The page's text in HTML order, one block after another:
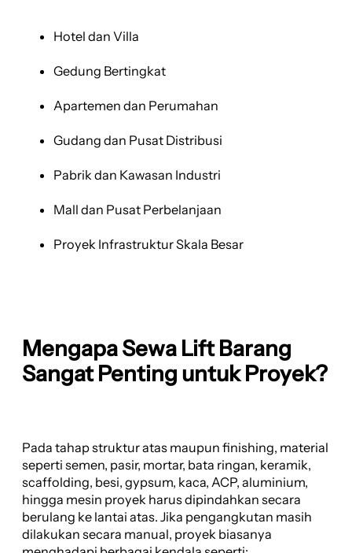
Hotel dan Villa
Gedung Bertingkat
Apartemen dan Perumahan
Gudang dan Pusat Distribusi
Pabrik dan Kawasan Industri
Mall dan Pusat Perbelanjaan
Proyek Infrastruktur Skala Besar
Mengapa Sewa Lift Barang
Sangat Penting untuk Proyek?
Pada tahap struktur atas maupun finishing, material
seperti semen, pasir, mortar, bata ringan, keramik,
scaffolding, besi, gypsum, kaca, ACP, aluminium,
hingga mesin proyek harus dipindahkan secara
berulang ke lantai atas. Jika pengangkutan masih
dilakukan secara manual, proyek biasanya